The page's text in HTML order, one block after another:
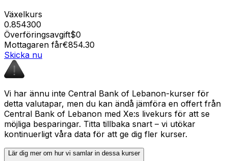
Växelkurs
0.854300
Överföringsavgift$0
Mottagaren får€854.30
Skicka nu
Vi har ännu inte Central Bank of Lebanon-kurser för
detta valutapar, men du kan ändå jämföra en offert från
Central Bank of Lebanon med Xe:s livekurs för att se
möjliga besparingar. Titta tillbaka snart – vi utökar
kontinuerligt våra data för att ge dig fler kurser.
Lär dig mer om hur vi samlar in dessa kurser